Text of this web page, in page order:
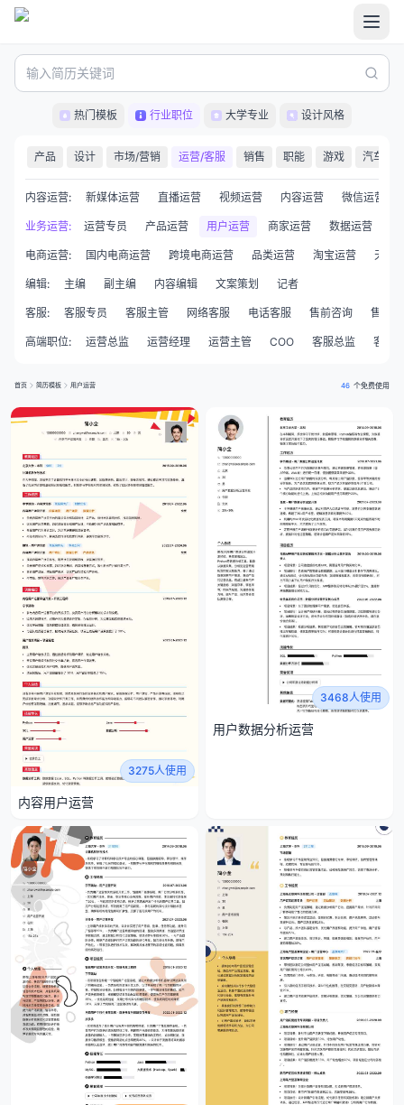
热门模板 行业职位 大学专业 设计风格
产品 设计 市场/营销 运营/客服 销售 职能 游戏 汽车
内容运营: 新媒体运营 直播运营 视频运营 内容运营 微信运营
业务运营:
运营助理 运营专员 产品运营 用户运营 商家运营 数据运营
电商运营: 国内电商运营 跨境电商运营 品类运营 淘宝运营 天猫
编辑: 主编 副主编 内容编辑 文案策划 记者
客服: 客服专员 客服主管 网络客服 电话客服 售前咨询 售后
高端职位: 运营总监 运营经理 运营主管 COO 客服总监 客服
首页 简历模板 用户运营 46 个免费使用
3275人使用
内容用户运营
3468人使用
用户数据分析运营